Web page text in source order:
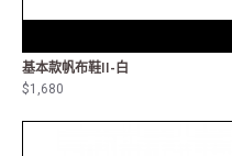
基本款帆布鞋II-白
$1,680